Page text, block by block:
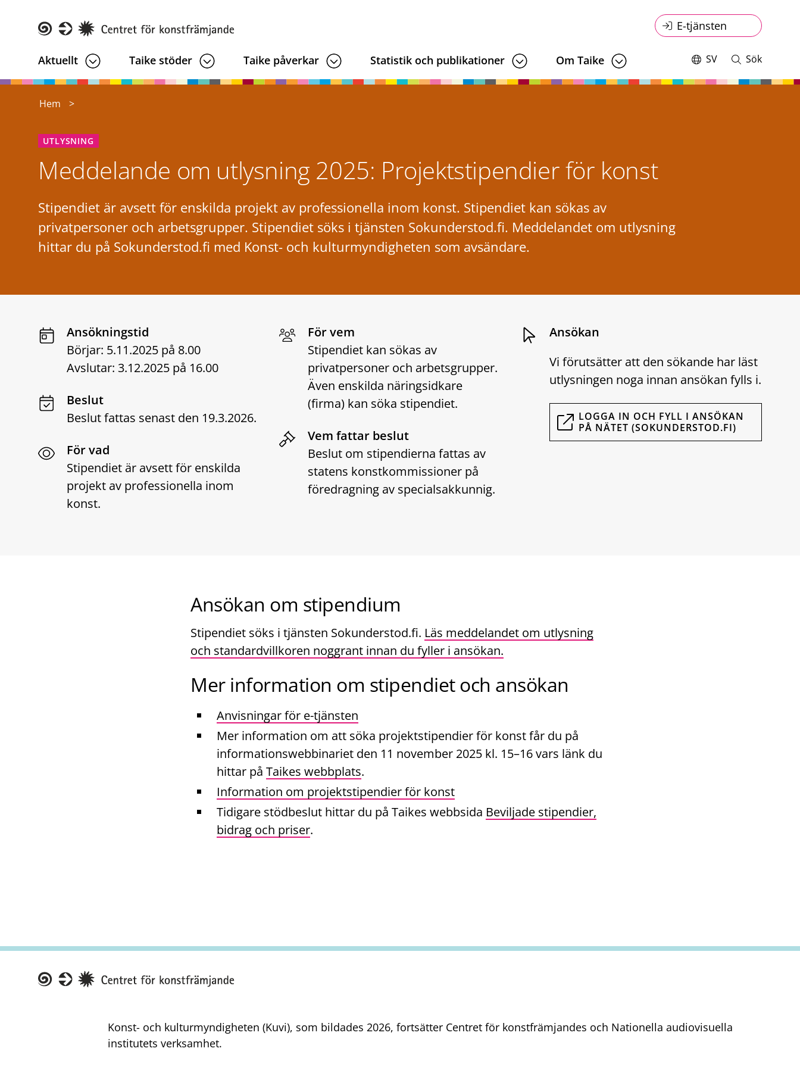
Online
service
menu
E-tjänsten
Aktuellt Taike stöder Taike påverkar Statistik och publikationer Om Taike
Switch
current
SV
Öppna
stäng
Sök
Hem
UTLYSNING
Meddelande om utlysning 2025: Projektstipendier för konst
Stipendiet är avsett för enskilda projekt av professionella inom konst. Stipendiet kan sökas av
privatpersoner och arbetsgrupper. Stipendiet söks i tjänsten Sokunderstod.fi. Meddelandet om utlysning
hittar du på Sokunderstod.fi med Konst- och kulturmyndigheten som avsändare.
Ansökningstid
Börjar: 5.11.2025 på 8.00
Avslutar: 3.12.2025 på 16.00
Beslut
Beslut fattas senast den 19.3.2026.
För vad
Stipendiet är avsett för enskilda
projekt av professionella inom
konst.
För vem
Stipendiet kan sökas av
privatpersoner och arbetsgrupper.
Även enskilda näringsidkare
(firma) kan söka stipendiet.
Vem fattar beslut
Beslut om stipendierna fattas av
statens konstkommissioner på
föredragning av specialsakkunnig.
Ansökan
Vi förutsätter att den sökande har läst
utlysningen noga innan ansökan fylls i.
LOGGA IN OCH FYLL I ANSÖKAN
PÅ NÄTET (SOKUNDERSTOD.FI)
Ansökan om stipendium
Stipendiet söks i tjänsten Sokunderstod.fi. Läs meddelandet om utlysning
och standardvillkoren noggrant innan du fyller i ansökan.
Mer information om stipendiet och ansökan
Anvisningar för e-tjänsten
Mer information om att söka projektstipendier för konst får du på
informationswebbinariet den 11 november 2025 kl. 15–16 vars länk du
hittar på Taikes webbplats.
Information om projektstipendier för konst
Tidigare stödbeslut hittar du på Taikes webbsida Beviljade stipendier,
bidrag och priser.
Konst- och kulturmyndigheten (Kuvi), som bildades 2026, fortsätter Centret för konstfrämjandes och Nationella audiovisuella
institutets verksamhet.